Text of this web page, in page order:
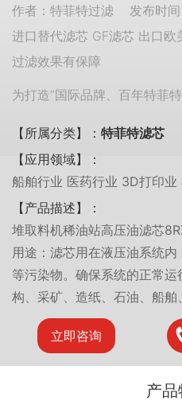
作者：特菲特过滤 发布时
进口替代滤芯 GF滤芯 出口
过滤效果有保障
为打造“国际品牌、百年特菲
【所属分类】： 特菲特滤芯
【应用领域】：
船舶行业 医药行业 3D打印业
【产品描述】：
堆取料机稀油站高压油滤芯
用途：滤芯用在液压油系统
等污染物。确保系统的正常
构、采矿、造纸、石油、船
立即咨询
产品